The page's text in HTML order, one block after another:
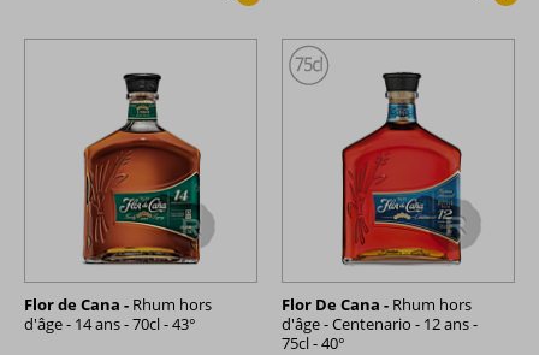
Flor de Cana - Rhum hors
d'âge - 14 ans - 70cl - 43°
Flor De Cana - Rhum hors
d'âge - Centenario - 12 ans -
75cl - 40°